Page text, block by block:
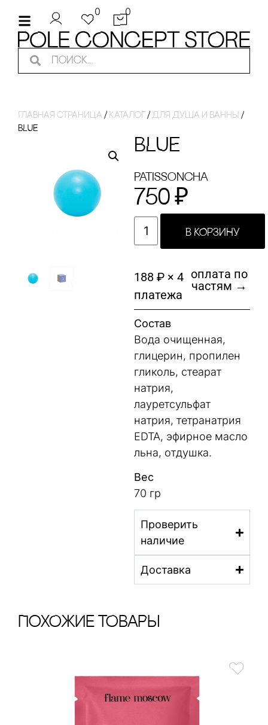
0 0
Главная страница / Каталог / для душа и ванны /
BLUE
BLUE
Patissoncha
750 ₽
В КОРЗИНУ
188 ₽ × 4
платежа
оплата по
частям →
Состав
Вода очищенная,
глицерин, пропилен
гликоль, стеарат
натрия,
лауретсульфат
натрия, тетранатрия
EDTA, эфирное масло
льна, отдушка.
Вес
70 гр
Проверить
наличие
Доставка
ПохОжИе тОваРы